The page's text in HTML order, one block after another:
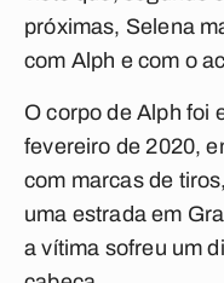
próximas, Selena
com Alph e com o
O corpo de Alph foi
fevereiro de 2020,
com marcas de
uma estrada em
a vítima sofreu um